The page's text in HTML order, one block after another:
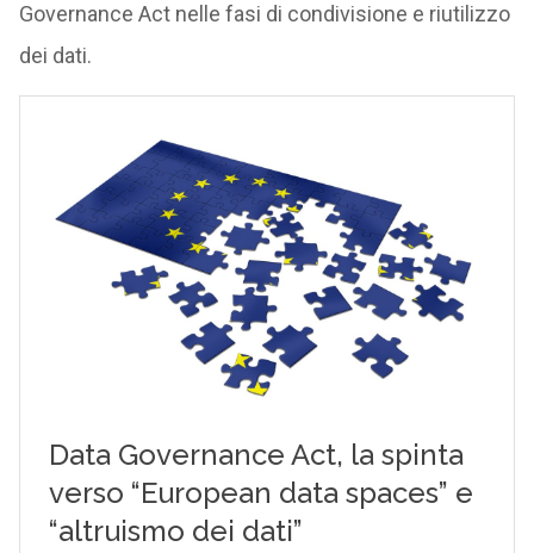
Governance Act nelle fasi di condivisione e riutilizzo
dei dati.